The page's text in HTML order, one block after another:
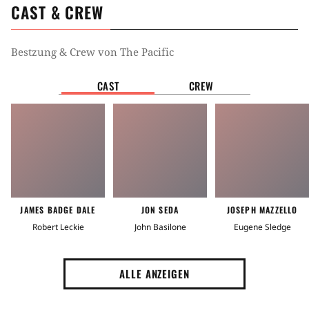
CAST & CREW
Bestzung & Crew von The Pacific
CAST CREW
JAMES BADGE DALE
Robert Leckie
JON SEDA
John Basilone
JOSEPH MAZZELLO
Eugene Sledge
ALLE ANZEIGEN